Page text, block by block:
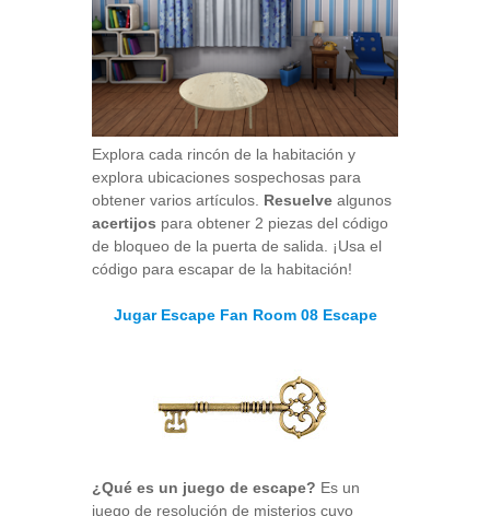
Explora cada rincón de la habitación y
explora ubicaciones sospechosas para
obtener varios artículos. Resuelve algunos
acertijos para obtener 2 piezas del código
de bloqueo de la puerta de salida. ¡Usa el
código para escapar de la habitación!
Jugar Escape Fan Room 08 Escape
¿Qué es un juego de escape? Es un
juego de resolución de misterios cuyo